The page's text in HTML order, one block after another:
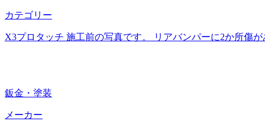
カテゴリー
X3プロタッチ 施工前の写真です。 リアバンパーに2か所傷
鈑金・塗装
メーカー